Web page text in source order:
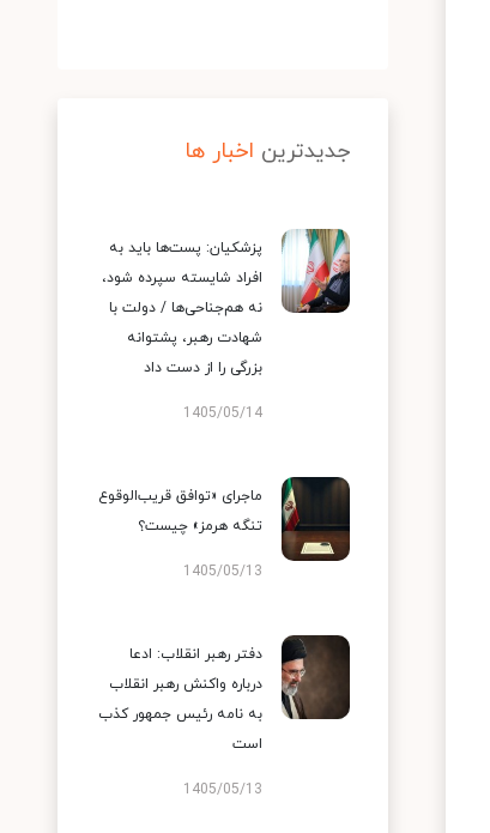
جدیدترین اخبار ها
پزشکیان: پست‌ها باید به
افراد شایسته سپرده شود،
نه هم‌جناحی‌ها / دولت با
شهادت رهبر، پشتوانه
بزرگی را از دست داد
1405/05/14
ماجرای «توافق قریب‌الوقوع
تنگه هرمز» چیست؟
1405/05/13
دفتر رهبر انقلاب: ادعا
درباره واکنش رهبر انقلاب
به نامه رئیس جمهور کذب
است
1405/05/13